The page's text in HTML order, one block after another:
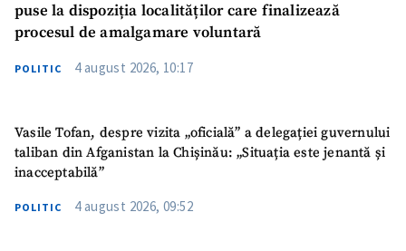
puse la dispoziția localităților care finalizează
procesul de amalgamare voluntară
POLITIC 4 august 2026, 10:17
Vasile Tofan, despre vizita „oficială” a delegației guvernului
taliban din Afganistan la Chișinău: „Situația este jenantă și
inacceptabilă”
POLITIC 4 august 2026, 09:52